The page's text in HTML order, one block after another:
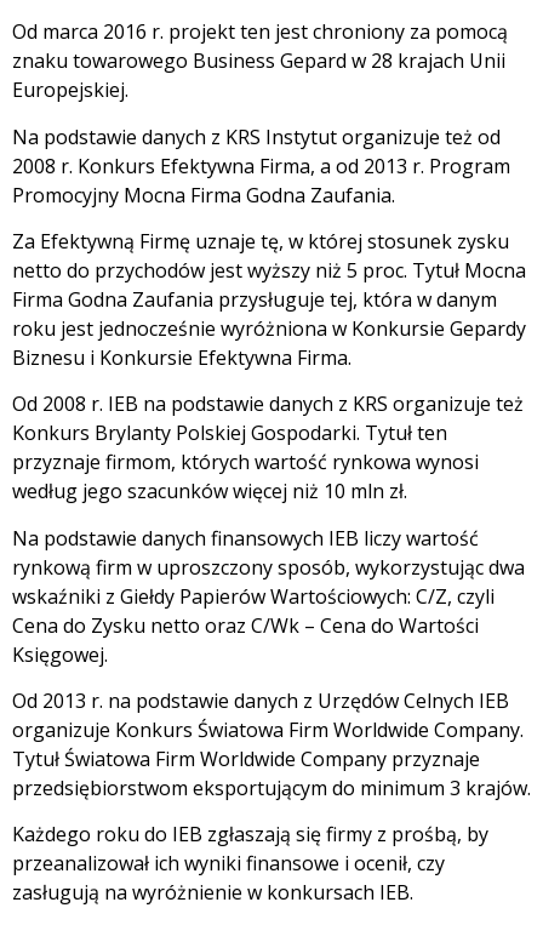
Od marca 2016 r. projekt ten jest chroniony za pomocą
znaku towarowego Business Gepard w 28 krajach Unii
Europejskiej.
Na podstawie danych z KRS Instytut organizuje też od
2008 r. Konkurs Efektywna Firma, a od 2013 r. Program
Promocyjny Mocna Firma Godna Zaufania.
Za Efektywną Firmę uznaje tę, w której stosunek zysku
netto do przychodów jest wyższy niż 5 proc. Tytuł Mocna
Firma Godna Zaufania przysługuje tej, która w danym
roku jest jednocześnie wyróżniona w Konkursie Gepardy
Biznesu i Konkursie Efektywna Firma.
Od 2008 r. IEB na podstawie danych z KRS organizuje też
Konkurs Brylanty Polskiej Gospodarki. Tytuł ten
przyznaje firmom, których wartość rynkowa wynosi
według jego szacunków więcej niż 10 mln zł.
Na podstawie danych finansowych IEB liczy wartość
rynkową firm w uproszczony sposób, wykorzystując dwa
wskaźniki z Giełdy Papierów Wartościowych: C/Z, czyli
Cena do Zysku netto oraz C/Wk – Cena do Wartości
Księgowej.
Od 2013 r. na podstawie danych z Urzędów Celnych IEB
organizuje Konkurs Światowa Firm Worldwide Company.
Tytuł Światowa Firm Worldwide Company przyznaje
przedsiębiorstwom eksportującym do minimum 3 krajów.
Każdego roku do IEB zgłaszają się firmy z prośbą, by
przeanalizował ich wyniki finansowe i ocenił, czy
zasługują na wyróżnienie w konkursach IEB.